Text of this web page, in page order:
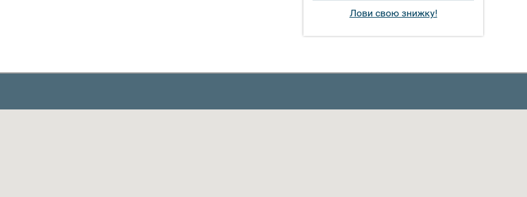
Лови свою знижку!